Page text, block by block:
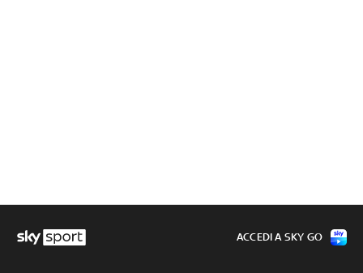
ACCEDI A SKY GO